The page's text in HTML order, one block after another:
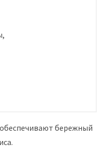
бережный